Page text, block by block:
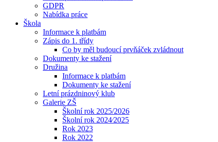
GDPR
Nabídka práce
Škola
Informace k platbám
Zápis do 1. třídy
Co by měl budoucí prvňáček zvládnout
Dokumenty ke stažení
Družina
Informace k platbám
Dokumenty ke stažení
Letní prázdninový klub
Galerie ZŠ
Školní rok 2025/2026
Školní rok 2024⁄2025
Rok 2023
Rok 2022